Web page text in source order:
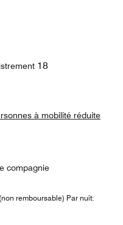
18
à mobilité réduite
compagnie
remboursable) Par nuit: